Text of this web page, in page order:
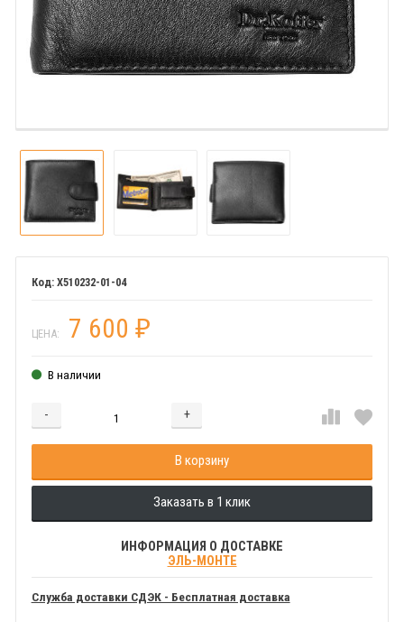
X510232-01-04
ЦЕНА: 7 600 ₽
В наличии
- +
Добавляется...
В корзину
Добавлен
Заказать в 1 клик
ИНФОРМАЦИЯ О ДОСТАВКЕ
ЭЛЬ-МОНТЕ
Служба доставки СДЭК - Бесплатная доставка